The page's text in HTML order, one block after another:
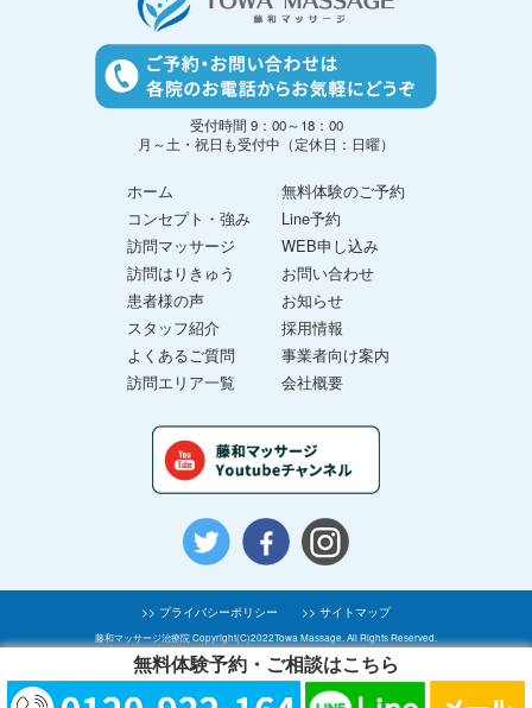
無料体験予約・ご相談はこちら
受付時間 9：00～18：00
月～土・祝日も受付中（定休日：日曜）
ホーム
コンセプト・強み
訪問マッサージ
訪問はりきゅう
患者様の声
スタッフ紹介
よくあるご質問
訪問エリア一覧
無料体験のご予約
Line予約
WEB申し込み
お問い合わせ
お知らせ
採用情報
事業者向け案内
会社概要
>> プライバシーポリシー >> サイトマップ
藤和マッサージ治療院 Copyright(C)2022Towa Massage. All Rights Reserved.